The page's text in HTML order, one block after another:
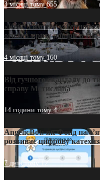
3 місяці тому655
«Кейс Тихона» у
оголив кризу довіри в
4 місяці тому160
Від гучного скандалу до
справу Мстислава
14 години тому4
AngelicBot: як Фонд
розвиває цифрову
7 днів тому12